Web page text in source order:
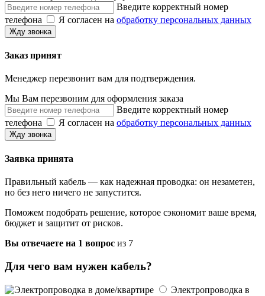
Введите корректный номер
телефона
Я согласен на обработку персональных данных
Жду звонка
Заказ принят
Менеджер перезвонит вам для подтверждения.
Мы Вам перезвоним для оформления заказа
Введите корректный номер
телефона
Я согласен на обработку персональных данных
Жду звонка
Заявка принята
Правильный кабель — как надежная проводка: он незаметен,
но без него ничего не запустится.
Поможем подобрать решение, которое сэкономит ваше время,
бюджет и защитит от рисков.
Вы отвечаете на 1 вопрос из 7
Для чего вам нужен кабель?
Электропроводка в